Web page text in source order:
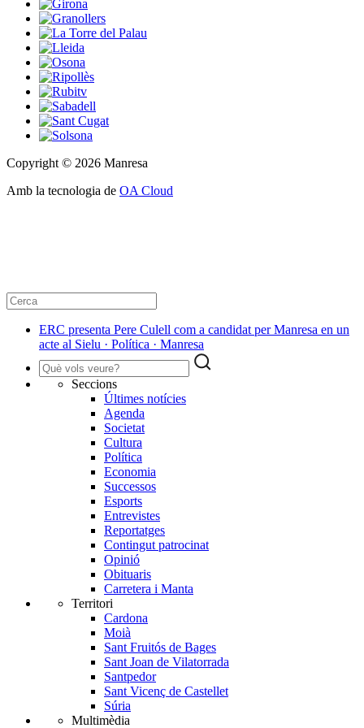
Copyright © 2026 Manresa
Amb la tecnologia de OA Cloud
ERC presenta Pere Culell com a candidat per Manresa en un
acte al Sielu · Política · Manresa
Seccions
Últimes notícies
Agenda
Societat
Cultura
Política
Economia
Successos
Esports
Entrevistes
Reportatges
Contingut patrocinat
Opinió
Obituaris
Carretera i Manta
Territori
Cardona
Moià
Sant Fruitós de Bages
Sant Joan de Vilatorrada
Santpedor
Sant Vicenç de Castellet
Súria
Multimèdia